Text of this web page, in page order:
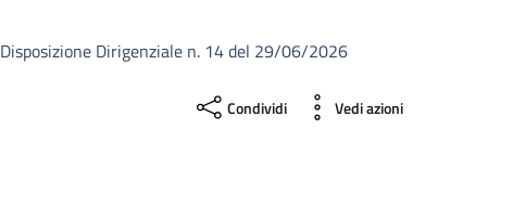
Disposizione Dirigenziale n. 14 del 29/06/2026
Condividi Vedi azioni